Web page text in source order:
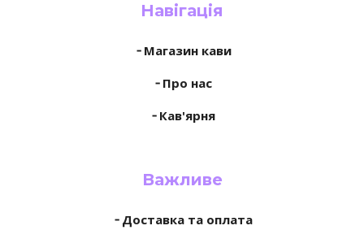
Навігація
╶ Магазин кави
╶ Про нас
╶ Кав'ярня
Важливе
╶ Доставка та оплата